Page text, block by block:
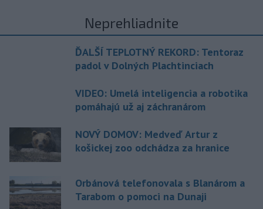
Neprehliadnite
ĎALŠÍ TEPLOTNÝ REKORD: Tentoraz
padol v Dolných Plachtinciach
VIDEO: Umelá inteligencia a robotika
pomáhajú už aj záchranárom
NOVÝ DOMOV: Medveď Artur z
košickej zoo odchádza za hranice
Orbánová telefonovala s Blanárom a
Tarabom o pomoci na Dunaji